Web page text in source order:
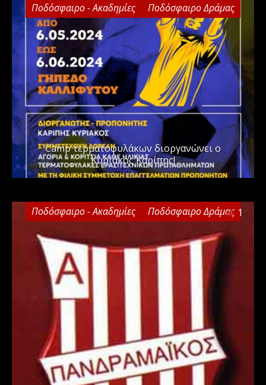
Ποδόσφαιρο - Ακαδημίες
Ποδόσφαιρο Δράμας
Camp τερματοφυλάκων διοργανώνει ο
Κυριάκος Καρίπης!
Ποδόσφαιρο - Ακαδημίες Ποδόσφαιρο Δράμας 1